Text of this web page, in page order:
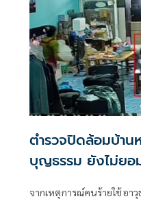
ตำรวจปิดล้อมบ้า
บุญธรรม ยังไม่ยอ
จากเหตุการณ์คนร้ายใช้อา